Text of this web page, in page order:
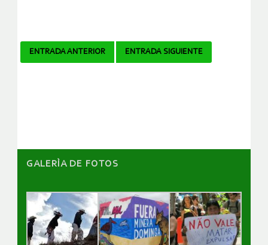
Navegador
ENTRADA ANTERIOR ENTRADA SIGUIENTE
GALERÌA DE FOTOS